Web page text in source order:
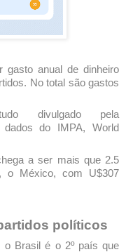
anual de dinheiro
No total são gastos
divulgado pela
do IMPA, World
a ser mais que 2.5
o México, com U$307
políticos
o Brasil é o 2º país que